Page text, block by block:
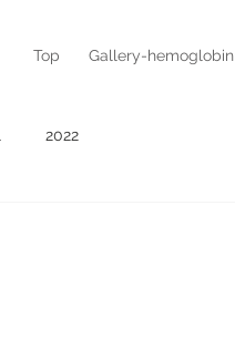
Top Gallery-hemoglobin
2022